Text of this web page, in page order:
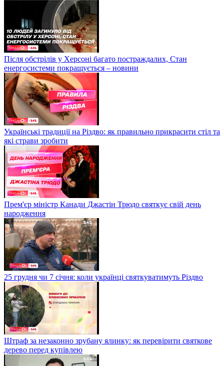
Після обстрілів у Херсоні багато постраждалих, Стан
енергосистеми покращується – новини
Українські традиції на Різдво: як правильно прикрасити стіл та
які страви зробити
Прем'єр міністр Канади Джастін Трюдо святкує свій день
народження
25 грудня чи 7 січня: коли українці святкуватимуть Різдво
Штраф за незаконно зрубану ялинку: як перевірити святкове
дерево перед купівлею